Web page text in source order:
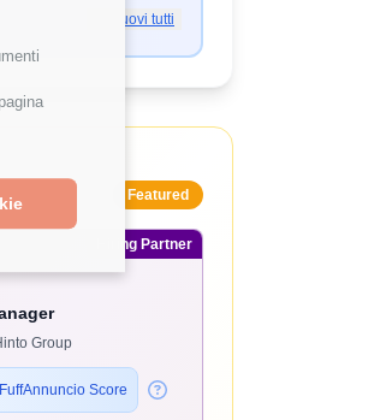
Rimuovi tutti
Featured
Hiring Partner
Group
FuffAnnuncio Score